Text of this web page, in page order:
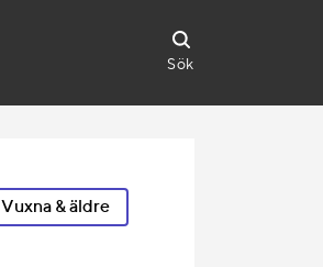
Sök
Vuxna & äldre